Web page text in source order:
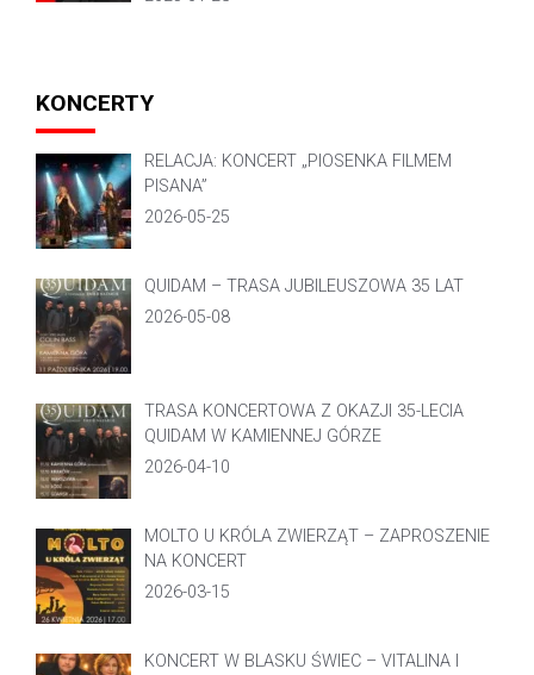
KONCERTY
RELACJA: KONCERT „PIOSENKA FILMEM
PISANA”
2026-05-25
QUIDAM – TRASA JUBILEUSZOWA 35 LAT
2026-05-08
TRASA KONCERTOWA Z OKAZJI 35-LECIA
QUIDAM W KAMIENNEJ GÓRZE
2026-04-10
MOLTO U KRÓLA ZWIERZĄT – ZAPROSZENIE
NA KONCERT
2026-03-15
KONCERT W BLASKU ŚWIEC – VITALINA I